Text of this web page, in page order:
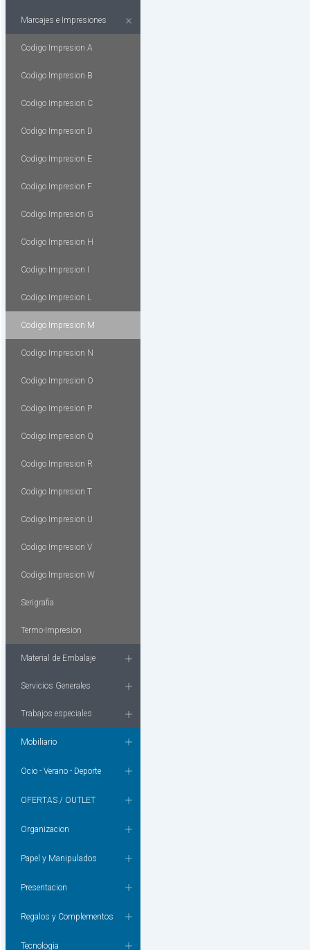
Marcajes e Impresiones
Codigo Impresion A
Codigo Impresion B
Codigo Impresion C
Codigo Impresion D
Codigo Impresion E
Codigo Impresion F
Codigo Impresion G
Codigo Impresion H
Codigo Impresion I
Codigo Impresion L
Codigo Impresion M
Codigo Impresion N
Codigo Impresion O
Codigo Impresion P
Codigo Impresion Q
Codigo Impresion R
Codigo Impresion T
Codigo Impresion U
Codigo Impresion V
Codigo Impresion W
Serigrafia
Termo-Impresion
Material de Embalaje
Servicios Generales
Trabajos especiales
Mobiliario
Ocio - Verano - Deporte
OFERTAS / OUTLET
Organizacion
Papel y Manipulados
Presentacion
Regalos y Complementos
Tecnologia